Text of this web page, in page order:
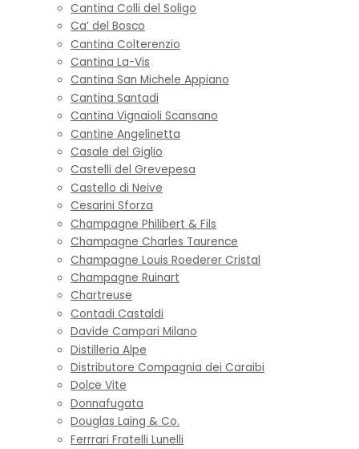
Cantina Colli del Soligo
Ca’ del Bosco
Cantina Colterenzio
Cantina La-Vis
Cantina San Michele Appiano
Cantina Santadi
Cantina Vignaioli Scansano
Cantine Angelinetta
Casale del Giglio
Castelli del Grevepesa
Castello di Neive
Cesarini Sforza
Champagne Philibert & Fils
Champagne Charles Taurence
Champagne Louis Roederer Cristal
Champagne Ruinart
Chartreuse
Contadi Castaldi
Davide Campari Milano
Distilleria Alpe
Distributore Compagnia dei Caraibi
Dolce Vite
Donnafugata
Douglas Laing & Co.
Ferrrari Fratelli Lunelli